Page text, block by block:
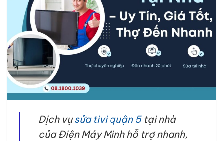
Dịch vụsửa tivi quận 5tại nhà
của Điện Máy Minh hỗ trợ nhanh,